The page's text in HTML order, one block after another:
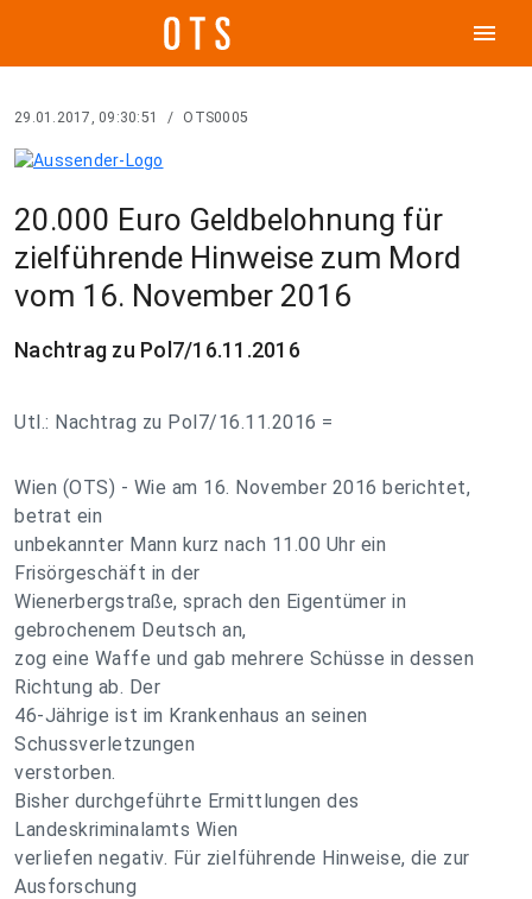
menu
29.01.2017, 09:30:51 / OTS0005
20.000 Euro Geldbelohnung für
zielführende Hinweise zum Mord
vom 16. November 2016
Nachtrag zu Pol7/16.11.2016
Utl.: Nachtrag zu Pol7/16.11.2016 =
Wien (OTS) - Wie am 16. November 2016 berichtet,
betrat ein
unbekannter Mann kurz nach 11.00 Uhr ein
Frisörgeschäft in der
Wienerbergstraße, sprach den Eigentümer in
gebrochenem Deutsch an,
zog eine Waffe und gab mehrere Schüsse in dessen
Richtung ab. Der
46-Jährige ist im Krankenhaus an seinen
Schussverletzungen
verstorben.
Bisher durchgeführte Ermittlungen des
Landeskriminalamts Wien
verliefen negativ. Für zielführende Hinweise, die zur
Ausforschung